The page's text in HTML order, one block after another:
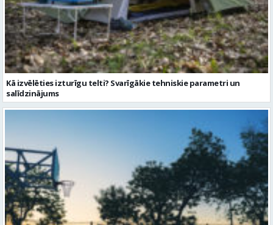
Kā izvēlēties izturīgu telti? Svarīgākie tehniskie parametri un
salīdzinājums